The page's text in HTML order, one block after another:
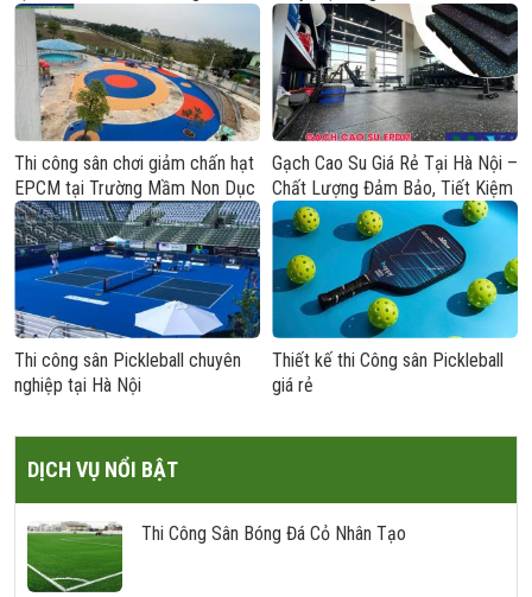
Thi công sân chơi giảm chấn hạt
EPCM tại Trường Mầm Non Dục
Tú, Đông Anh, Hà Nội
Gạch Cao Su Giá Rẻ Tại Hà Nội –
Chất Lượng Đảm Bảo, Tiết Kiệm
Chi Phí
Thi công sân Pickleball chuyên
nghiệp tại Hà Nội
Thiết kế thi Công sân Pickleball
giá rẻ
DỊCH VỤ NỔI BẬT
Thi Công Sân Bóng Đá Cỏ Nhân Tạo